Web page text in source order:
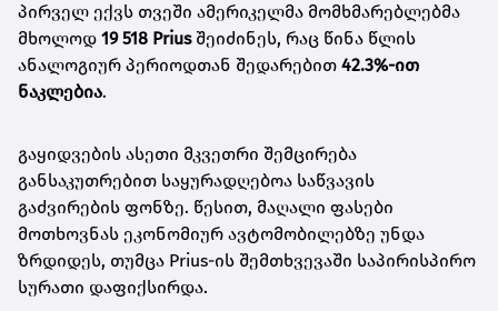
პირველ ექვს თვეში ამერიკელმა მომხმარებლებმა
მხოლოდ 19 518 Priusშეიძინეს, რაც წინა წლის
ანალოგიურ პერიოდთან შედარებით 42.3%-ით
ნაკლებია.
გაყიდვების ასეთი მკვეთრი შემცირება
განსაკუთრებით საყურადღებოა საწვავის
გაძვირების ფონზე. წესით, მაღალი ფასები
მოთხოვნას ეკონომიურ ავტომობილებზე უნდა
ზრდიდეს, თუმცა Prius-ის შემთხვევაში საპირისპირო
სურათი დაფიქსირდა.